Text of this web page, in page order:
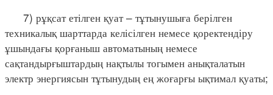
7) рұқсат етілген қуат – тұтынушыға берілген
техникалық шарттарда келісілген немесе қоректендіру
ұшындағы қорғаныш автоматының немесе
сақтандырғыштардың нақтылы тогымен анықталатын
электр энергиясын тұтынудың ең жоғарғы ықтимал қуаты;